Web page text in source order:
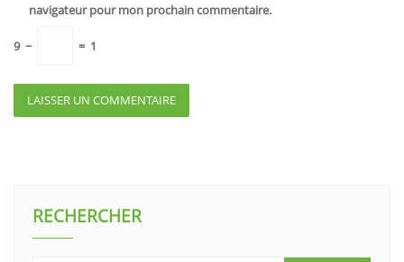
navigateur pour mon prochain commentaire.
9 − = 1
RECHERCHER